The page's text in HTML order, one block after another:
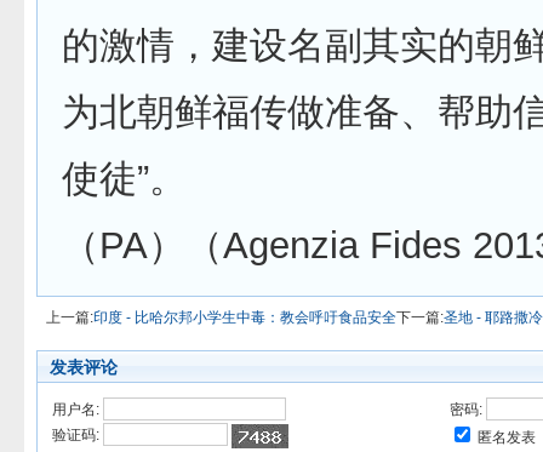
的激情，建设名副其实的朝
为北朝鲜福传做准备、帮助
使徒”。
（PA）（Agenzia Fides
上一篇:印度 - 比哈尔邦小学生中毒：教会呼吁食品安全下一篇:圣地 - 耶路撒
发表评论
用户名:
密码:
验证码:
匿名发表